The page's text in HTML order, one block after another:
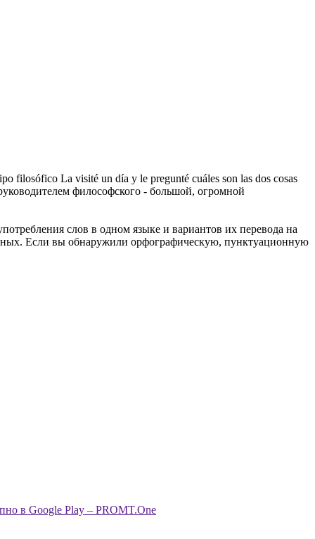
filosófico La visité un día y le pregunté cuáles son las dos cosas
философского - большой, огромной
слов в одном языке и вариантов их перевода на
Если вы обнаружили орфографическую, пунктуационную